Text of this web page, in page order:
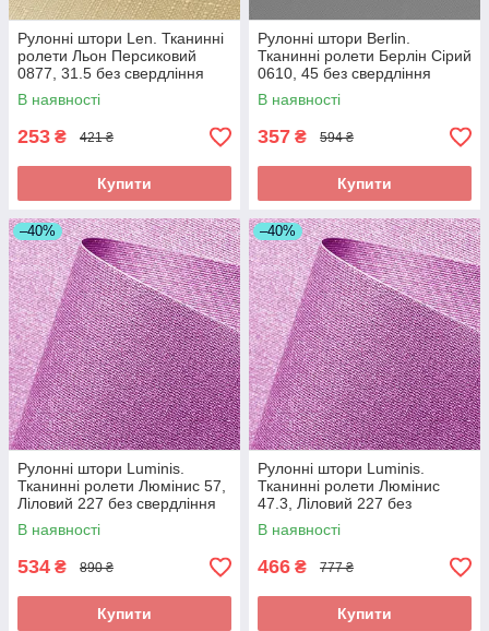
Рулонні штори Len. Тканинні
ролети Льон Персиковий
0877, 31.5 без свердління
В наявності
253 ₴ 421 ₴
Купити
Рулонні штори Berlin.
Тканинні ролети Берлін Сірий
0610, 45 без свердління
В наявності
357 ₴ 594 ₴
Купити
–40%
Рулонні штори Luminis.
Тканинні ролети Люмінис 57,
Ліловий 227 без свердління
В наявності
534 ₴ 890 ₴
Купити
–40%
Рулонні штори Luminis.
Тканинні ролети Люмінис
47.3, Ліловий 227 без
свердління
В наявності
466 ₴ 777 ₴
Купити